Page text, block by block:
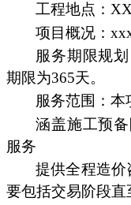
工程地点：XX
项目概况：xxx
服务期限规
期限为365天。
服务范围：本
涵盖施工预
服务
提供全程造价
要包括交易阶段直